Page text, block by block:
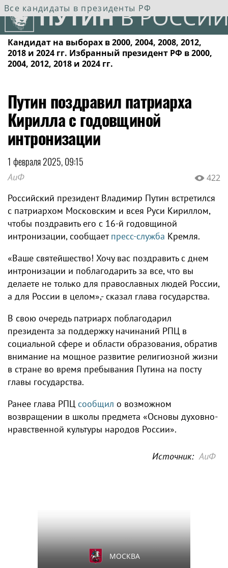
ПУТИНВ
Все кандидаты в президенты РФ
Кандидат на выборах в 2000, 2004, 2008, 2012,
2018 и 2024 гг. Избранный президент РФ в 2000,
2004, 2012, 2018 и 2024 гг.
Путин поздравил патриарха
Кирилла с годовщиной
интронизации
1 февраля 2025, 09:15
АиФ 422
Российский президент Владимир Путин встретился
с патриархом Московским и всея Руси Кириллом,
чтобы поздравить его с 16-й годовщиной
интронизации, сообщаетпресс-служба Кремля.
«Ваше святейшество! Хочу вас поздравить с днем
интронизации и поблагодарить за все, что вы
делаете не только для православных людей России,
а для России в целом»,- сказал глава государства.
В свою очередь патриарх поблагодарил
президента за поддержку начинаний РПЦ в
социальной сфере и области образования, обратив
внимание на мощное развитие религиозной жизни
в стране во время пребывания Путина на посту
главы государства.
Ранее глава РПЦ сообщил о возможном
возвращении в школы предмета «Основы духовно-
нравственной культуры народов России».
Источник: АиФ
МОСКВА